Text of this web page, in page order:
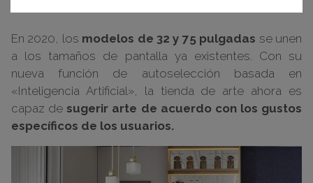
En 2020, los modelos de 32 y 75 pulgadas se unen
a los tamaños de pantalla ya existentes. Con su
nueva función de autoselección basada en
«Inteligencia Artificial», la tienda de arte ahora es
capaz de sugerir arte de acuerdo con los gustos
específicos de los usuarios.